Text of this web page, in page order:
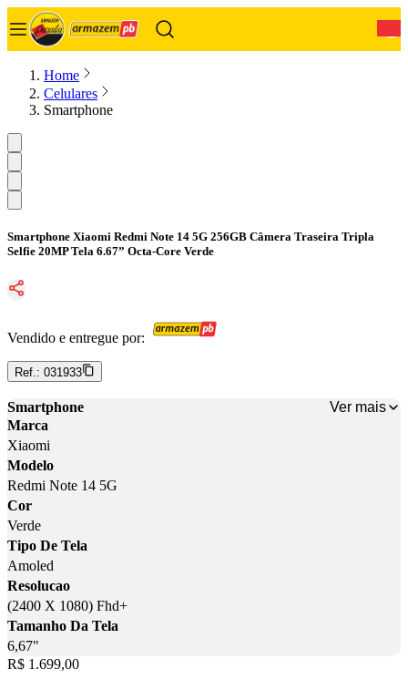
Home
Celulares
Smartphone
Smartphone Xiaomi Redmi Note 14 5G 256GB Câmera Traseira Tripla
Selfie 20MP Tela 6.67” Octa-Core Verde
Vendido e entregue por:
Ref.: 031933
Smartphone
Ver mais
Marca
Xiaomi
Modelo
Redmi Note 14 5G
Cor
Verde
Tipo De Tela
Amoled
Resolucao
(2400 X 1080) Fhd+
Tamanho Da Tela
6,67"
Price:
R$ 1.699,00